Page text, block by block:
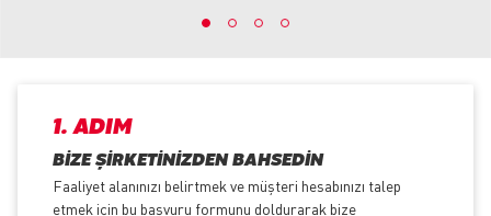
1. ADIM
BIZE ŞIRKETINIZDEN BAHSEDIN
Faaliyet alanınızı belirtmek ve müşteri hesabınızı talep
etmek için bu başvuru formunu doldurarak bize